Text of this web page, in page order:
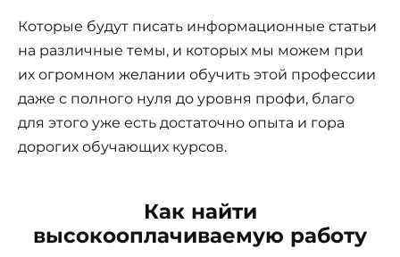
Которые будут писать информационные статьи
на различные темы, и которых мы можем при
их огромном желании обучить этой профессии
даже с полного нуля до уровня профи, благо
для этого уже есть достаточно опыта и гора
дорогих обучающих курсов.
Как найти
высокооплачиваемую работу